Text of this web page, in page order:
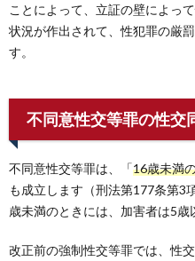
ことによって、立証の壁によっ
状況が作出されて、性犯罪の厳
す。
不同意性交等罪の性交
不同意性交等罪は、「16歳未満
も成立します（刑法第177条第3
歳未満のときには、加害者は5歳
改正前の強制性交等罪では、性